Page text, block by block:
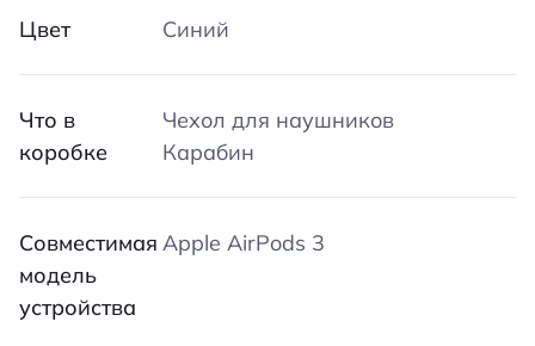
Цвет Синий
Что в
коробке
Чехол для наушников
Карабин
Совместимая
модель
устройства
Apple AirPods 3